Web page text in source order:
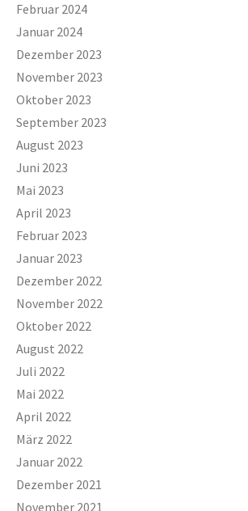
Februar 2024
Januar 2024
Dezember 2023
November 2023
Oktober 2023
September 2023
August 2023
Juni 2023
Mai 2023
April 2023
Februar 2023
Januar 2023
Dezember 2022
November 2022
Oktober 2022
August 2022
Juli 2022
Mai 2022
April 2022
März 2022
Januar 2022
Dezember 2021
November 2021